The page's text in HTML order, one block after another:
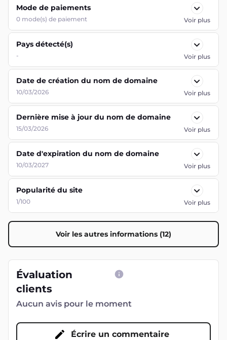
Mode de paiements
0 mode(s) de paiement Voir plus
Pays détecté(s)
- Voir plus
Date de création du nom de domaine
10/03/2026 Voir plus
Dernière mise à jour du nom de domaine
15/03/2026 Voir plus
Date d'expiration du nom de domaine
10/03/2027 Voir plus
Popularité du site
1/100 Voir plus
Voir les autres informations (12)
Évaluation
clients
Aucun avis pour le moment
Écrire un commentaire